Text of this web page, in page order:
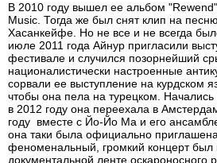
В 2010 году вышел ее альбом
Music. Тогда же был снят клип на
Хасанкейфе. Но не все и не всегда
июле 2011 года Айнур пригласили
фестивале и случился позорнейший
националистически настроенные
сорвали ее выступление на курдском
чтобы она пела на турецком. Начались
в 2012 году она переехала в
году вместе с Йо-Йо Ма и его
она таки была официально
феноменальный, громкий концерт был
документальной ленте оскароносного